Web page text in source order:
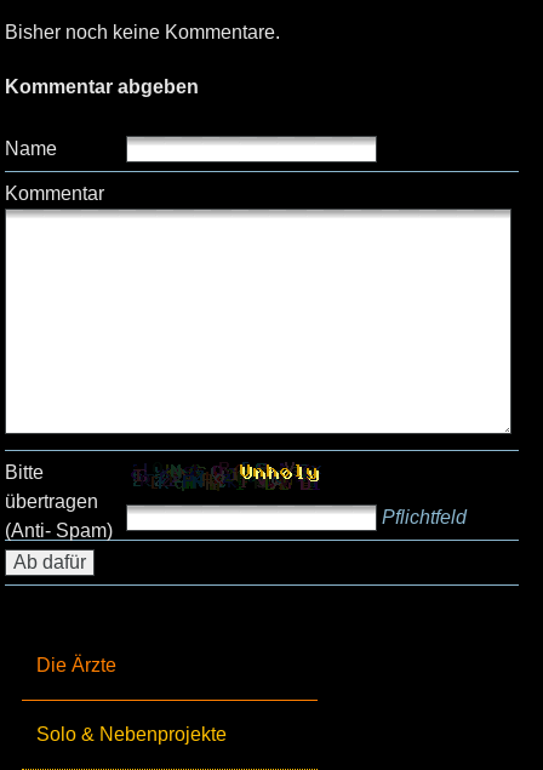
Die Ärzte
Solo & Nebenprojekte
Bisher noch keine Kommentare.
Kommentar abgeben
Name
Kommentar
Bitte
übertragen
(Anti- Spam)
Pflichtfeld